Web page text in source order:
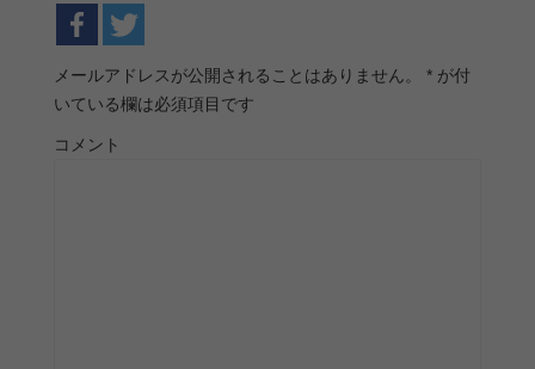
メールアドレスが公開されることはありません。 * が付
いている欄は必須項目です
コメント